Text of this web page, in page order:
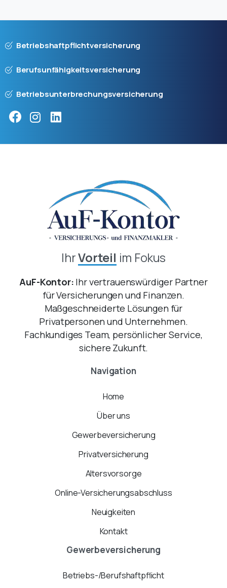
Betriebshaftpflichtversicherung
Berufsunfähigkeitsversicherung
Betriebsunterbrechungsversicherung
IhrVorteil im Fokus
AuF-Kontor: Ihr vertrauenswürdiger Partner
für Versicherungen und Finanzen.
Maßgeschneiderte Lösungen für
Privatpersonen und Unternehmen.
Fachkundiges Team, persönlicher Service,
sichere Zukunft.
Navigation
Home
Über uns
Gewerbeversicherung
Privatversicherung
Altersvorsorge
Online-Versicherungsabschluss
Neuigkeiten
Kontakt
Gewerbeversicherung
Betriebs-/Berufshaftpflicht